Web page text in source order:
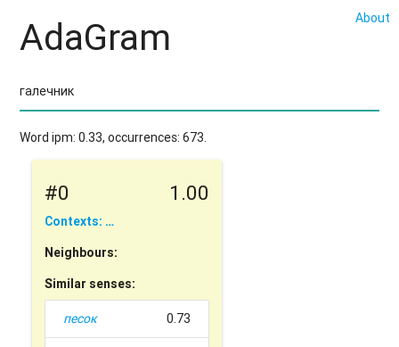
About
AdaGram
Word ipm: 0.33, occurrences: 673.
#0 1.00
Contexts: …
Neighbours:
Similar senses:
песок 0.73